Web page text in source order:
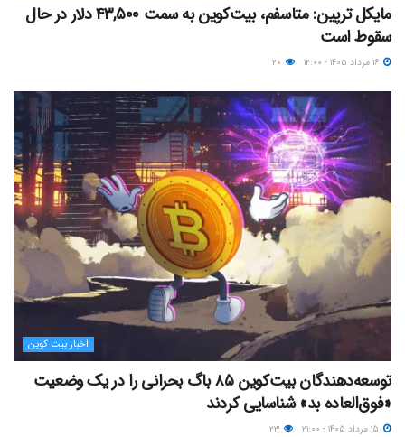
مایکل ترپین: متاسفم، بیت‌کوین به سمت ۴۳,۵۰۰ دلار در حال
سقوط است
اخبار بیت کوین
توسعه‌دهندگان بیت‌کوین ۸۵ باگ بحرانی را در یک وضعیت
«فوق‌العاده بد» شناسایی کردند